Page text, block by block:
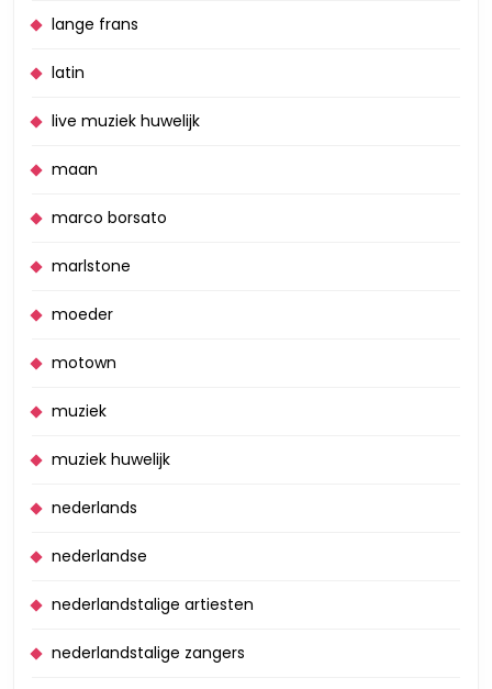
lange frans
latin
live muziek huwelijk
maan
marco borsato
marlstone
moeder
motown
muziek
muziek huwelijk
nederlands
nederlandse
nederlandstalige artiesten
nederlandstalige zangers